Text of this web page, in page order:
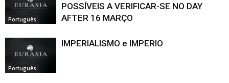
Português
POSSÍVEIS A VERIFICAR-SE NO DAY
AFTER 16 MARÇO
Português
IMPERIALISMO e IMPERIO